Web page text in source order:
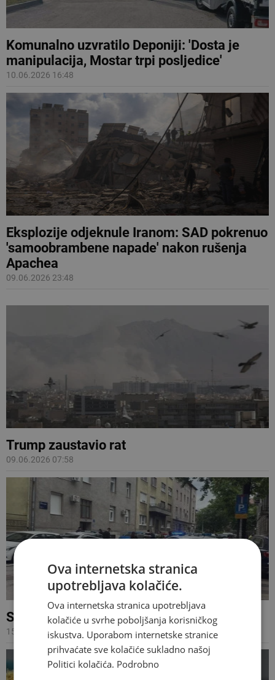
Komunalno uzvratilo Deponiji: 'Dosta je
manipulacija, Mostar trpi posljedice'
10.06.2026 16:48
Eksplozije odjeknule Iranom: SAD pokrenuo
'samoobrambene napade' nakon rušenja
Apachea
09.06.2026 23:48
Trump zaustavio rat
09.06.2026 07:58
Sukobili se strani radnici u Zagrebu
15.05.2026 12:12
Ova internetska stranica
upotrebljava kolačiće.
Ova internetska stranica upotrebljava
kolačiće u svrhe poboljšanja korisničkog
iskustva. Uporabom internetske stranice
prihvaćate sve kolačiće sukladno našoj
Politici kolačića. Podrobno